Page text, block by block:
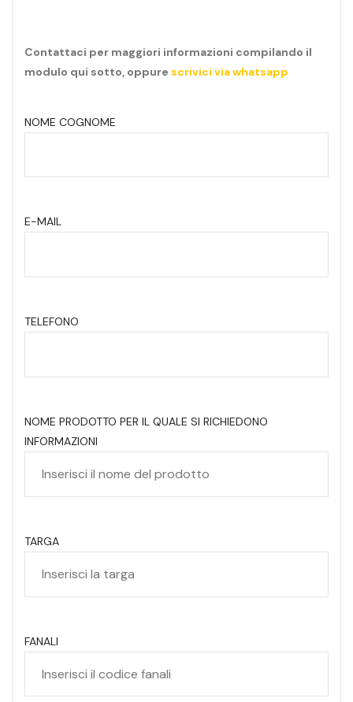
Contattaci per maggiori informazioni compilando il
modulo qui sotto, oppure scrivici via whatsapp
NOME COGNOME
E-MAIL
TELEFONO
NOME PRODOTTO PER IL QUALE SI RICHIEDONO
INFORMAZIONI
TARGA
FANALI